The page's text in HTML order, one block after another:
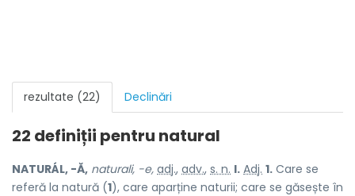
rezultate (22) Declinări
22 definiții pentru natural
NATURÁL, -Ă, naturali, -e, adj., adv., s. n. I. Adj. 1. Care se
referă la natură (1), care aparține naturii; care se găsește în